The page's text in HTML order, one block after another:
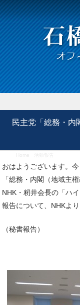
Skip to content
民主党「総務・内
おはようございます。
「総務・内閣（地域主
NHK・籾井会長の「ハ
報告について、NHKよ
（秘書報告）